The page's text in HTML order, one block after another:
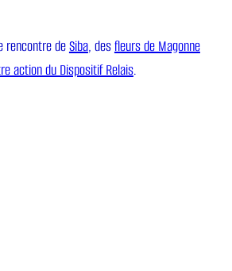
rencontre deSiba, desfleurs de Magonne
action du Dispositif Relais.